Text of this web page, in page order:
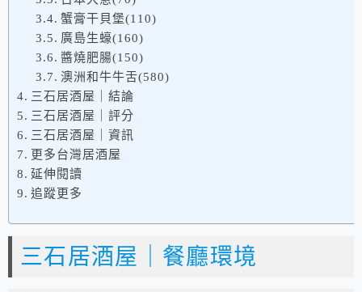
蟹膏干貝堡(110)
廣島生蠔(160)
醬燒肥腸(150)
澳洲和牛牛舌(580)
三石居酒屋｜結論
三石居酒屋｜評分
三石居酒屋｜資訊
更多台灣居酒屋
延伸閱讀
追蹤更多
三石居酒屋｜餐廳環境